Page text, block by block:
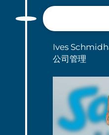
Ives
公司管理